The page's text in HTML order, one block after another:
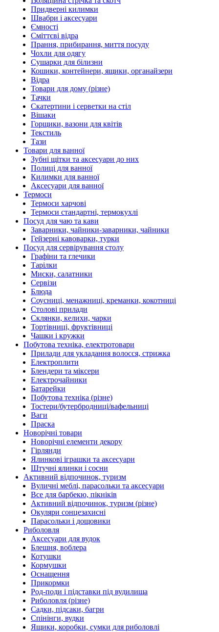
Придверні килимки
Швабри і аксесуари
Ємності
Сміттєві відра
Прання, прибирання, миття посуду
Чохли для одягу
Сушарки для білизни
Кошики, контейнери, ящики, органайзери
Відра
Товари для дому (різне)
Тачки
Скатертини і серветки на стіл
Вішаки
Горщики, вазони для квітів
Текстиль
Тази
Товари для ванної
Зубні щітки та аксесуари до них
Полиці для ванної
Килимки для ванної
Аксесуари для ванної
Термоси
Термоси харчові
Термоси стандартні, термокухлі
Посуд для чаю та кави
Заварники, чайники-заварники, чайники
Гейзерні кавоварки, турки
Посуд для сервірування столу
Графіни та глечики
Тарілки
Миски, салатники
Сервізи
Блюда
Соусниці, менажниці, креманки, кокотниці
Столові прилади
Склянки, келихи, чарки
Тортівниці, фруктівниці
Чашки і кружки
Побутова техніка, електротовари
Прилади для укладання волосся, стрижка
Електроплити
Блендери та міксери
Електрочайники
Батарейки
Побутова техніка (різне)
Тостери/бутербродниці/вафельниці
Ваги
Праска
Новорічні товари
Новорічні елементи декору
Гірлянди
Ялинкові іграшки та аксесуари
Штучні ялинки і сосни
Активний відпочинок, туризм
Вуличні меблі, парасольки та аксесуари
Все для барбекю, пікніків
Активний відпочинок, туризм (різне)
Окуляри сонцезахисні
Парасольки і дощовики
Риболовля
Аксесуари для вудок
Блешня, воблера
Котушки
Кормушки
Оснащення
Прикормки
Род-поди і підставки під вудилища
Риболовля (різне)
Садки, підсаки, багри
Спінінги, вудки
Ящики, коробки, сумки для риболовлі